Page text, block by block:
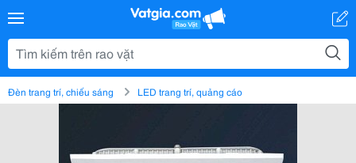
Đèn trang trí, chiếu sáng LED trang trí, quảng cáo